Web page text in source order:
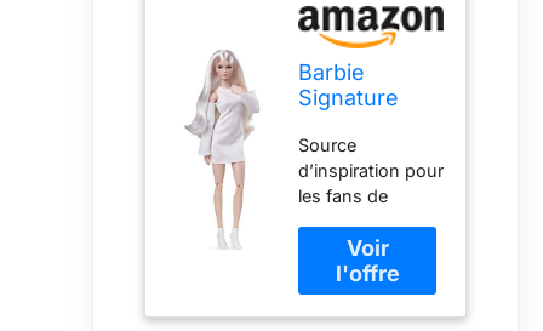
Barbie
Signature
Collection
articulée
Looks,
Blonde
Platine
Portant Une
Robe Blanche
Source
d’inspiration pour
les fans de
poupées Barbie
Looks portent
des tenues à la
pointe de la